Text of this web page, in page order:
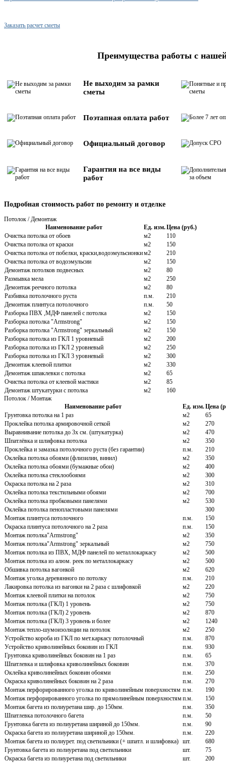
Заказать расчет сметы
Преимущества работы с
Не выходим за рамки
сметы
Поэтапная оплата работ
Официальный договор
Гарантия на все виды
работ
Подробная стоимость работ по ремонту и отделке
Потолок / Демонтаж
Наименование работ
Ед. изм.Цена (руб.)
Очистка потолка от обоев
м2
110
Очистка потолка от краски
м2
150
Очистка потолка от побелки, краски,водоэмульсионким2
210
Очистка потолка от водоэмульсии
м2
150
Демонтаж потолков подвесных
м2
80
Размывка мела
м2
250
Демонтаж реечного потолка
м2
80
Разбивка потолочного руста
п.м.
210
Демонтаж плинтуса потолочного
п.м.
50
Разборка ПВХ ,МДФ панелей с потолка
м2
150
Разборка потолка "Armstrong"
м2
150
Разборка потолка "Armstrong" зеркальный
м2
150
Разборка потолка из ГКЛ 1 уровневый
м2
200
Разборка потолка из ГКЛ 2 уровневый
м2
250
Разборка потолка из ГКЛ 3 уровневый
м2
300
Демонтаж клеевой плитки
м2
330
Демонтаж шпаклевки с потолка
м2
65
Очистка потолка от клеевой мастики
м2
85
Демонтаж штукатурки с потолка
м2
160
Потолок / Монтаж
Наименование работ
Ед. изм.Цена
Грунтовка потолка на 1 раз
м2
65
Проклейка потолка армировочной сеткой
м2
270
Выравнивание потолка до 3х см. (штукатурка)
м2
470
Шпатлёвка и шлифовка потолка
м2
350
Проклейка и замазка потолочного руста (без гарантии)
п.м.
210
Оклейка потолка обоями (флизилин, винил)
м2
350
Оклейка потолка обоями (бумажные обои)
м2
400
Оклейка потолка стеклообоями
м2
300
Окраска потолка на 2 раза
м2
310
Оклейка потолка текстильными обоями
м2
700
Оклейка потолка пробковыми панелями
м2
530
Оклейка потолка пенопластовыми панелями
300
Монтаж плинтуса потолочного
п.м.
150
Окраска плинтуса потолочного на 2 раза
п.м.
150
Монтаж потолка"Armstrong"
м2
350
Монтаж потолка"Armstrong" зеркальный
м2
750
Монтаж потолка из ПВХ, МДФ панелей по металлокаркасу
м2
500
Монтаж потолка из алюм. реек по металлокаркасу
м2
500
Обшивка потолка вагонкой
м2
620
Монтаж уголка деревянного по потолку
п.м.
210
Лакировка потолка из вагонки на 2 раза с шлифовкой
м2
220
Монтаж клеевой плитки на потолок
м2
750
Монтаж потолка (ГКЛ) 1 уровень
м2
750
Монтаж потолка (ГКЛ) 2 уровень
м2
870
Монтаж потолка (ГКЛ) 3 уровень и более
м2
1240
Монтаж тепло-шумоизоляции на потолок
м2
250
Устройство короба из ГКЛ по мет.каркасу потолочный
п.м.
870
Устройство криволинейных боковин из ГКЛ
п.м.
930
Грунтовка криволинейных боковин на 1 раз
п.м.
65
Шпатлевка и шлифовка криволинейных боковин
п.м.
370
Оклейка криволинейных боковин обоями
п.м.
250
Окраска криволинейных боковин на 2 раза
п.м.
270
Монтаж перфорированного уголка по криволинейным поверхностям п.м.
190
Монтаж перфорированного уголка по прямолинейным поверхностямп.м.
150
Монтаж багета из полиуретана шир. до 150мм.
п.м.
350
Шпатлевка потолочного багета
п.м.
50
Грунтовка багета из полиуретана шириной до 150мм.
п.м.
90
Окраска багета из полиуретана шириной до 150мм.
п.м.
220
Монтаж багета из полиурет. под светильники (+ шпатл. и шлифовка) шт.
680
Грунтовка багета из полиуретана под светильники
шт.
75
Окраска багета из полиуретана под светильники
шт.
200